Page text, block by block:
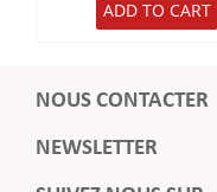
ADD TO CART
NOUS CONTACTER
NEWSLETTER